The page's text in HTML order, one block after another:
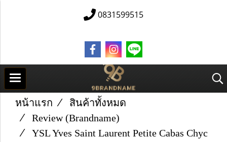
0831599515
หน้าแรก
สินค้าทั้งหมด
Review (Brandname)
YSL Yves Saint Laurent Petite Cabas Chyc